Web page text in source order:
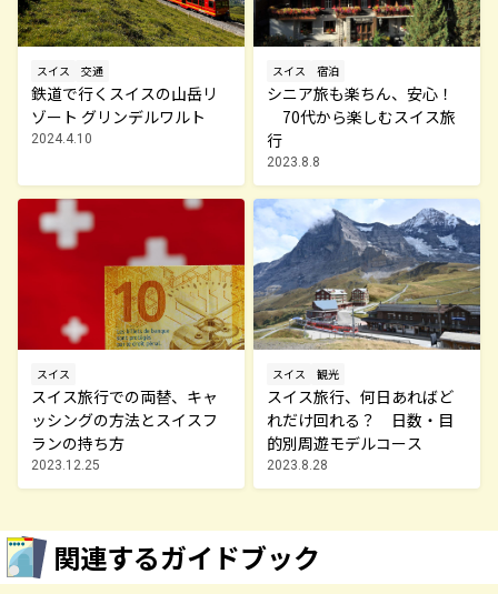
スイス 交通
鉄道で行くスイスの山岳リ
ゾート グリンデルワルト
2024.4.10
スイス 宿泊
シニア旅も楽ちん、安心！
70代から楽しむスイス旅
行
2023.8.8
スイス
スイス旅行での両替、キャ
ッシングの方法とスイスフ
ランの持ち方
2023.12.25
スイス 観光
スイス旅行、何日あればど
れだけ回れる？ 日数・目
的別周遊モデルコース
2023.8.28
関連するガイドブック